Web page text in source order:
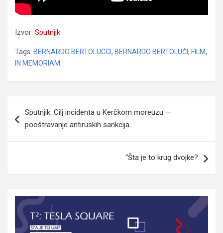
Izvor: Sputnjik
Tags: BERNARDO BERTOLUCCI, BERNARDO BERTOLUČI, FILM,
IN MEMORIAM
članaka
Sputnjik: Cilj incidenta u Kerčkom moreuzu —
pooštravanje antiruskih sankcija
“Šta je to krug dvojke?